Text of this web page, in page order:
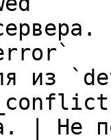
| Не